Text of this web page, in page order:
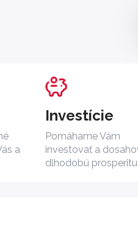
a
Investície
Pomáhame Vám
investovať a
dlhodobú prosperitu.